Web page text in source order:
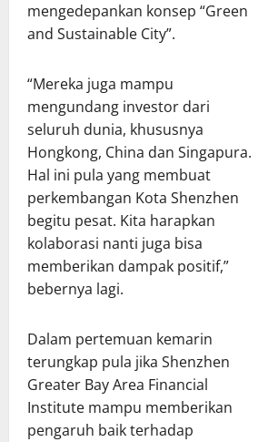
mengedepankan konsep “Green
and Sustainable City”.
“Mereka juga mampu
mengundang investor dari
seluruh dunia, khususnya
Hongkong, China dan Singapura.
Hal ini pula yang membuat
perkembangan Kota Shenzhen
begitu pesat. Kita harapkan
kolaborasi nanti juga bisa
memberikan dampak positif,”
bebernya lagi.
Dalam pertemuan kemarin
terungkap pula jika Shenzhen
Greater Bay Area Financial
Institute mampu memberikan
pengaruh baik terhadap